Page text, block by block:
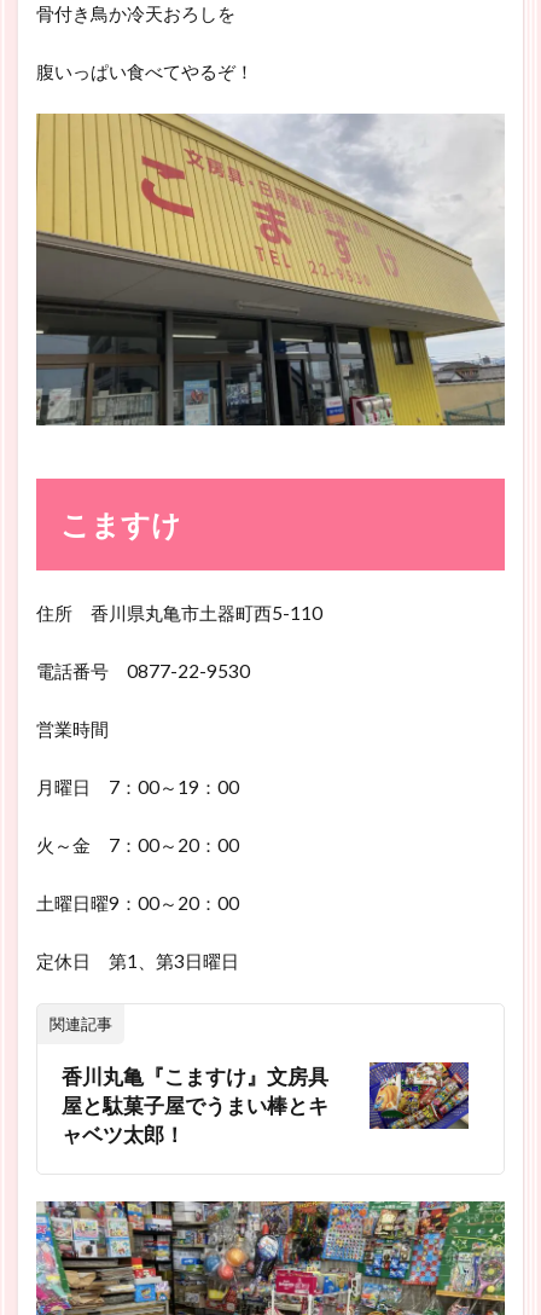
骨付き鳥か冷天おろしを
腹いっぱい食べてやるぞ！
こますけ
住所 香川県丸亀市土器町西5-110
電話番号 0877-22-9530
営業時間
月曜日 7：00～19：00
火～金 7：00～20：00
土曜日曜9：00～20：00
定休日 第1、第3日曜日
関連記事
香川丸亀『こますけ』文房具
屋と駄菓子屋でうまい棒とキ
ャベツ太郎！